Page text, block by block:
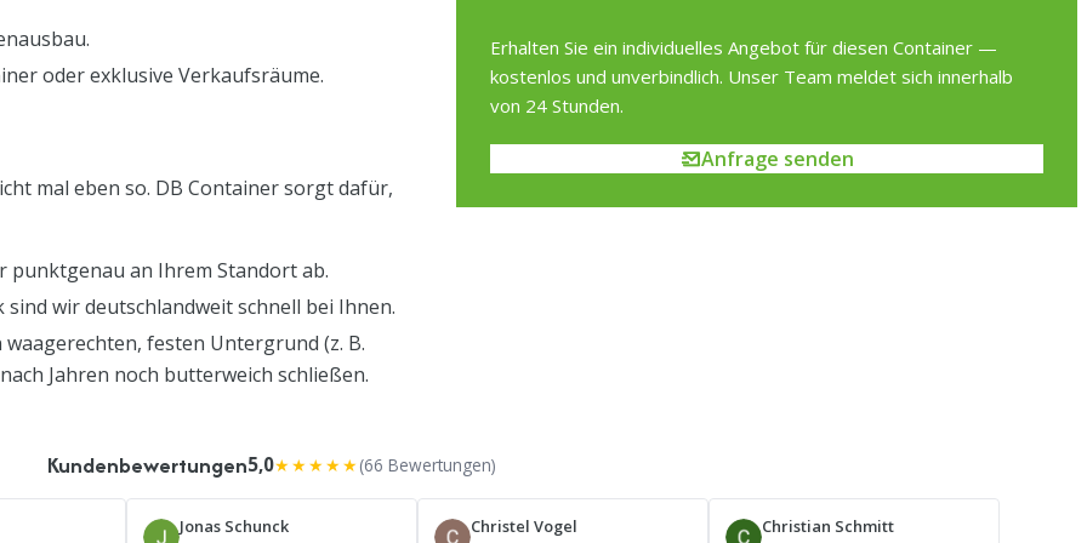
oder exklusive Verkaufsräume.
mal eben so. DB Container sorgt dafür,
punktgenau an Ihrem Standort ab.
wir deutschlandweit schnell bei Ihnen.
festen Untergrund (z. B.
Jahren noch butterweich schließen.
Erhalten Sie ein individuelles Angebot für diesen Container —
kostenlos und unverbindlich. Unser Team meldet sich innerhalb
von 24 Stunden.
Anfrage senden
Kundenbewertungen5,0★★★★★(66 Bewertungen)
Jonas Schunck Christel Vogel Christian Schmitt